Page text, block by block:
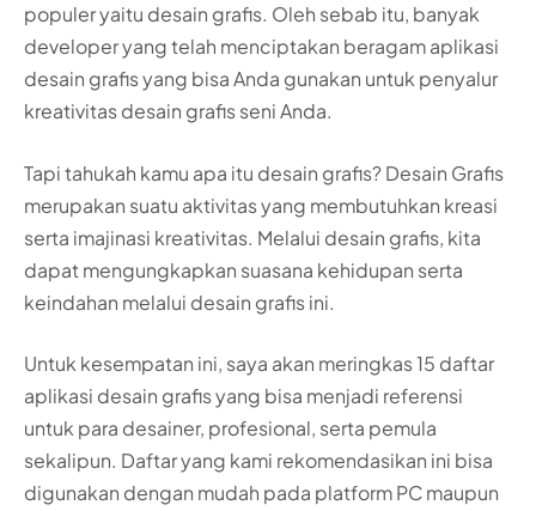
populer yaitu desain grafis. Oleh sebab itu, banyak
developer yang telah menciptakan beragam aplikasi
desain grafis yang bisa Anda gunakan untuk penyalur
kreativitas desain grafis seni Anda.
Tapi tahukah kamu apa itu desain grafis? Desain Grafis
merupakan suatu aktivitas yang membutuhkan kreasi
serta imajinasi kreativitas. Melalui desain grafis, kita
dapat mengungkapkan suasana kehidupan serta
keindahan melalui desain grafis ini.
Untuk kesempatan ini, saya akan meringkas 15 daftar
aplikasi desain grafis yang bisa menjadi referensi
untuk para desainer, profesional, serta pemula
sekalipun. Daftar yang kami rekomendasikan ini bisa
digunakan dengan mudah pada platform PC maupun